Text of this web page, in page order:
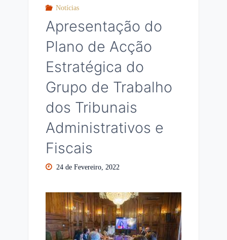
Notícias
Apresentação do
Plano de Acção
Estratégica do
Grupo de Trabalho
dos Tribunais
Administrativos e
Fiscais
24 de Fevereiro, 2022